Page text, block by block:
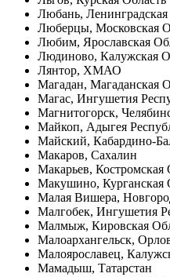
Любань, Ленинградская
Люберцы, Московская
Любим, Ярославская
Людиново, Калужская
Лянтор, ХМАО
Магадан, Магаданская
Магас, Ингушетия
Магнитогорск,
Майкоп, Адыгея
Майский, Кабардино-
Макаров, Сахалин
Макарьев, Костромская
Макушино, Курганская
Малая Вишера,
Малгобек, Ингушетия
Малмыж, Кировская
Малоархангельск,
Малоярославец,
Мамадыш, Татарстан